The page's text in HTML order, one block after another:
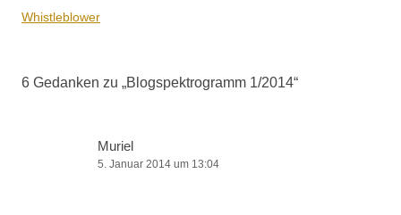
Whistleblower
6 Gedanken zu „Blogspektrogramm 1/2014“
Muriel
5. Januar 2014 um 13:04